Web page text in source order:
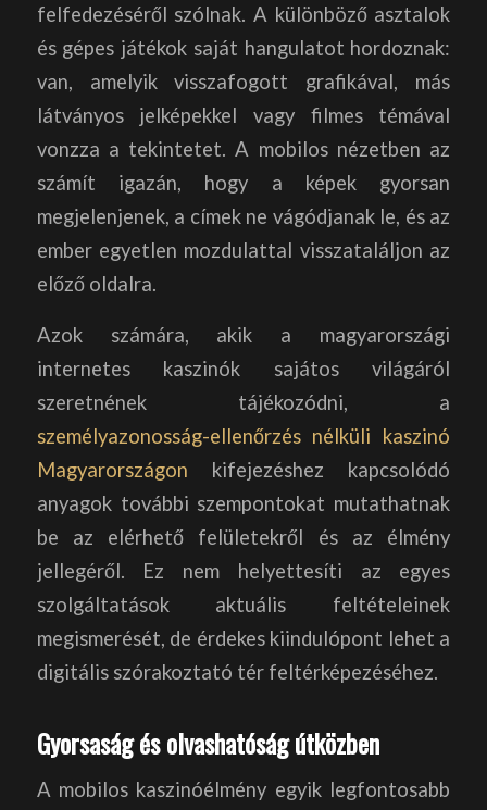
felfedezéséről szólnak. A különböző asztalok
és gépes játékok saját hangulatot hordoznak:
van, amelyik visszafogott grafikával, más
látványos jelképekkel vagy filmes témával
vonzza a tekintetet. A mobilos nézetben az
számít igazán, hogy a képek gyorsan
megjelenjenek, a címek ne vágódjanak le, és az
ember egyetlen mozdulattal visszataláljon az
előző oldalra.
Azok számára, akik a magyarországi
internetes kaszinók sajátos világáról
szeretnének tájékozódni, a
személyazonosság-ellenőrzés nélküli kaszinó
Magyarországon kifejezéshez kapcsolódó
anyagok további szempontokat mutathatnak
be az elérhető felületekről és az élmény
jellegéről. Ez nem helyettesíti az egyes
szolgáltatások aktuális feltételeinek
megismerését, de érdekes kiindulópont lehet a
digitális szórakoztató tér feltérképezéséhez.
Gyorsaság és olvashatóság útközben
A mobilos kaszinóélmény egyik legfontosabb